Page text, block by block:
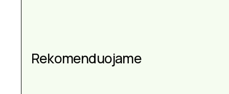
Rekomenduojame
Aksesuarai kiekvienai
progai